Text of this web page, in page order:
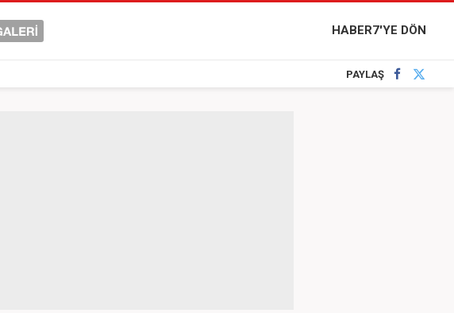
HABER7'YE DÖN
PAYLAŞ